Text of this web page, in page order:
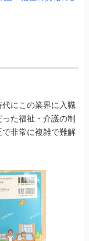
にこの業界に入職
た福祉・介護の制
非常に複雑で難解